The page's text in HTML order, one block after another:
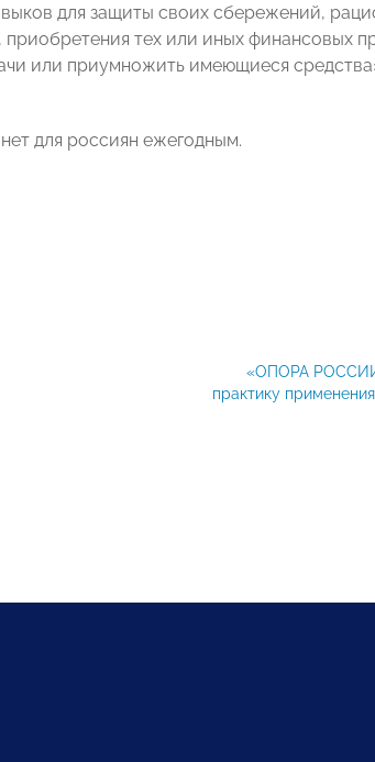
для защиты своих сбережений,
тех или иных финансовых
или приумножить имеющиеся
для россиян ежегодным.
«ОПОРА
практику